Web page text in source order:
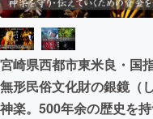
ビジネス・起
まちづくり・
CAMPFIRE for
宮崎県西都市東米良・国
無形民俗文化財の銀鏡（
神楽。500年余の歴史を